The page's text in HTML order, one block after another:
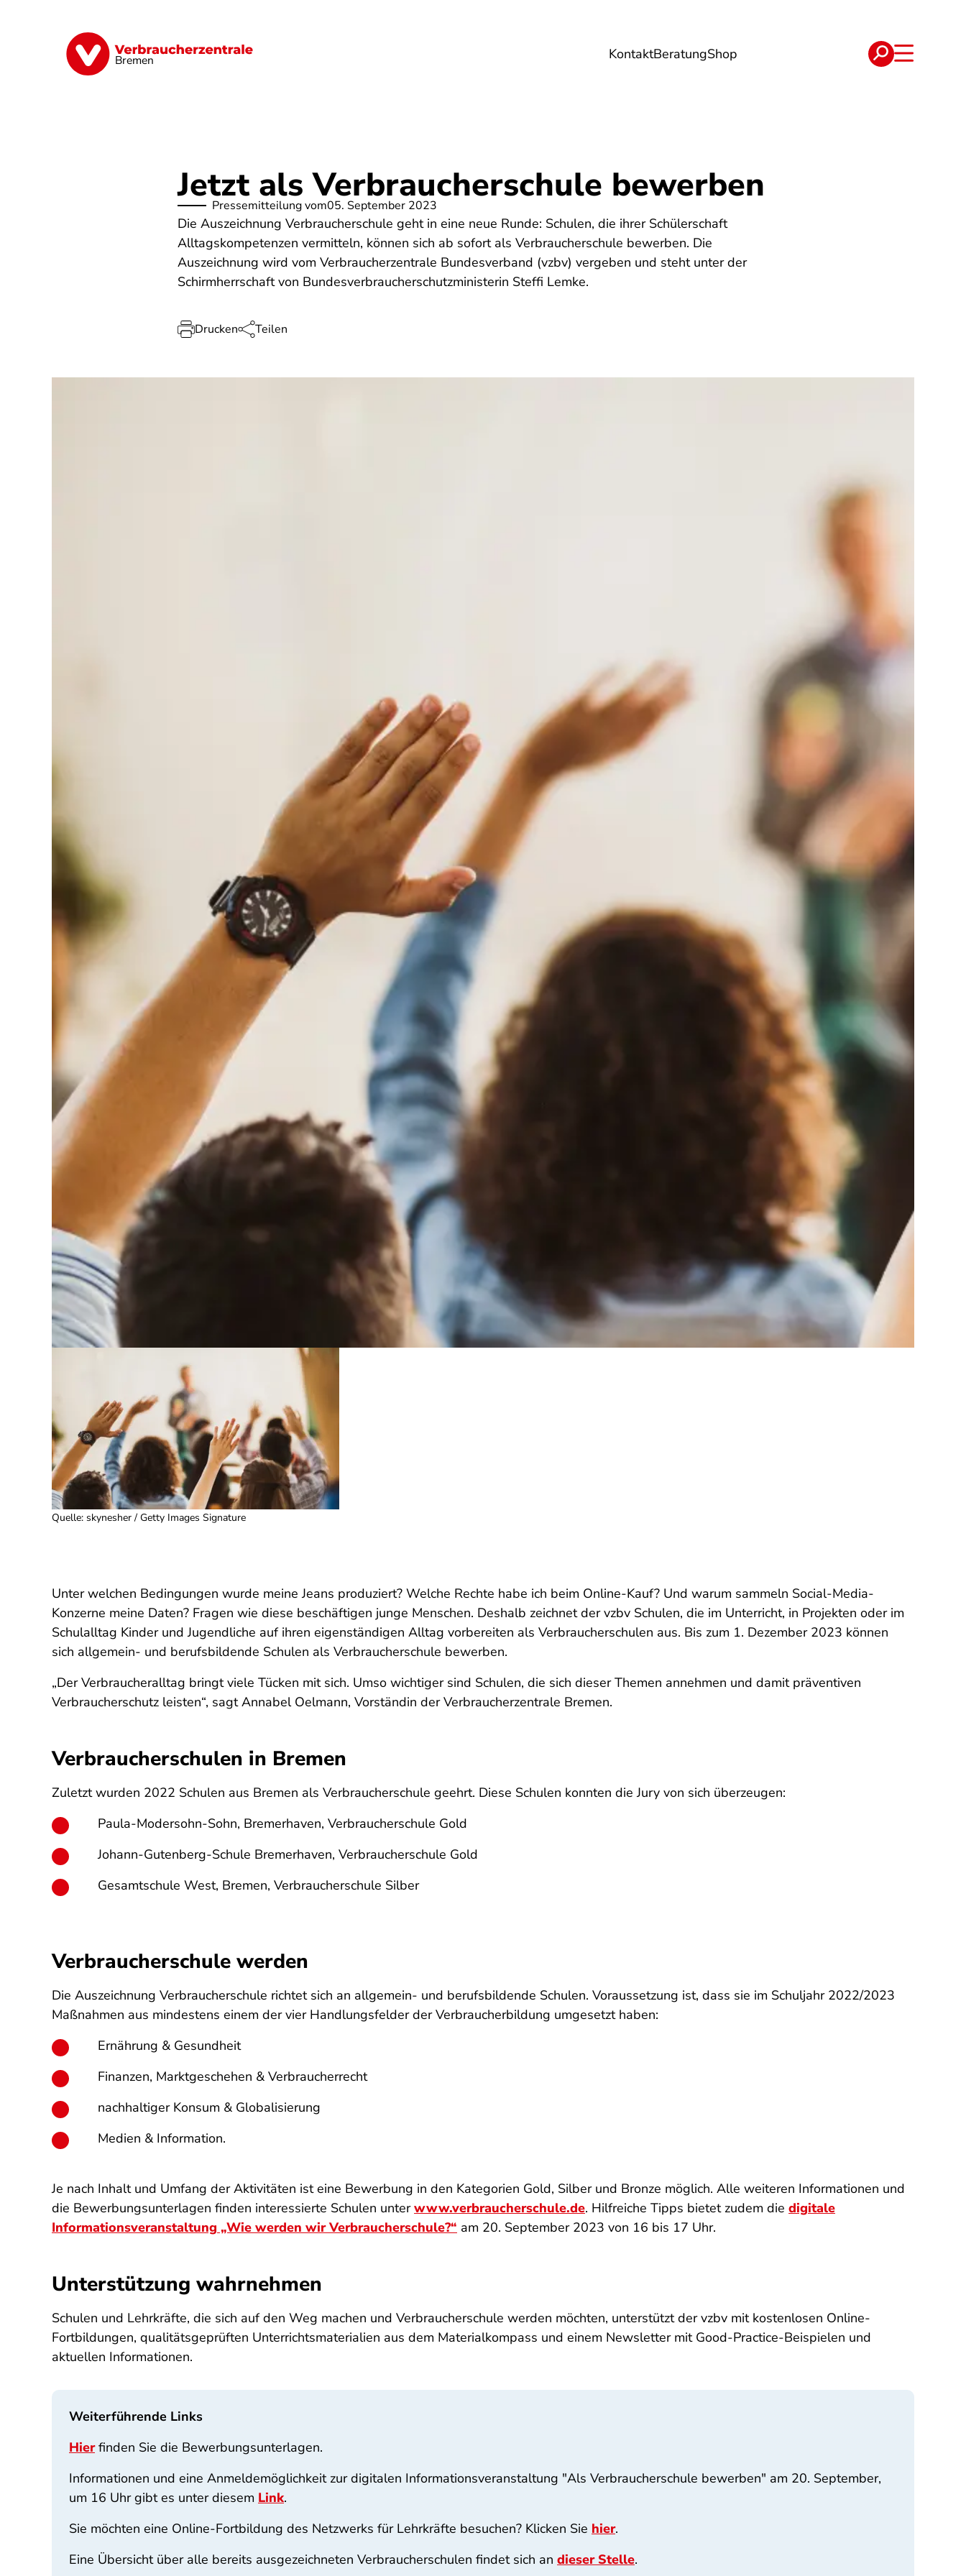
Bremen KontaktBeratungShop
Finanzen Digitales Lebensmittel Reise Verträge
Jetzt als Verbraucherschule bewerben
Pressemitteilung vom05. September 2023
Die Auszeichnung Verbraucherschule geht in eine neue Runde: Schulen, die ihrer Schülerschaft
Alltagskompetenzen vermitteln, können sich ab sofort als Verbraucherschule bewerben. Die
Auszeichnung wird vom Verbraucherzentrale Bundesverband (vzbv) vergeben und steht unter der
Schirmherrschaft von Bundesverbraucherschutzministerin Steffi Lemke.
Drucken Teilen
Quelle: skynesher / Getty Images Signature
Unter welchen Bedingungen wurde meine Jeans produziert? Welche Rechte habe ich beim Online-Kauf? Und warum sammeln Social-Media-
Konzerne meine Daten? Fragen wie diese beschäftigen junge Menschen. Deshalb zeichnet der vzbv Schulen, die im Unterricht, in Projekten oder im
Schulalltag Kinder und Jugendliche auf ihren eigenständigen Alltag vorbereiten als Verbraucherschulen aus. Bis zum 1. Dezember 2023 können
sich allgemein- und berufsbildende Schulen als Verbraucherschule bewerben.
„Der Verbraucheralltag bringt viele Tücken mit sich. Umso wichtiger sind Schulen, die sich dieser Themen annehmen und damit präventiven
Verbraucherschutz leisten“, sagt Annabel Oelmann, Vorständin der Verbraucherzentrale Bremen.
Verbraucherschulen in Bremen
Zuletzt wurden 2022 Schulen aus Bremen als Verbraucherschule geehrt. Diese Schulen konnten die Jury von sich überzeugen:
Paula-Modersohn-Sohn, Bremerhaven, Verbraucherschule Gold
Johann-Gutenberg-Schule Bremerhaven, Verbraucherschule Gold
Gesamtschule West, Bremen, Verbraucherschule Silber
Verbraucherschule werden
Die Auszeichnung Verbraucherschule richtet sich an allgemein- und berufsbildende Schulen. Voraussetzung ist, dass sie im Schuljahr 2022/2023
Maßnahmen aus mindestens einem der vier Handlungsfelder der Verbraucherbildung umgesetzt haben:
Ernährung & Gesundheit
Finanzen, Marktgeschehen & Verbraucherrecht
nachhaltiger Konsum & Globalisierung
Medien & Information.
Je nach Inhalt und Umfang der Aktivitäten ist eine Bewerbung in den Kategorien Gold, Silber und Bronze möglich. Alle weiteren Informationen und
die Bewerbungsunterlagen finden interessierte Schulen unterwww.verbraucherschule.de. Hilfreiche Tipps bietet zudem die digitale
Informationsveranstaltung „Wie werden wir Verbraucherschule?“ am 20. September 2023 von 16 bis 17 Uhr.
Unterstützung wahrnehmen
Schulen und Lehrkräfte, die sich auf den Weg machen und Verbraucherschule werden möchten, unterstützt der vzbv mit kostenlosen Online-
Fortbildungen, qualitätsgeprüften Unterrichtsmaterialien aus dem Materialkompass und einem Newsletter mit Good-Practice-Beispielen und
aktuellen Informationen.
Weiterführende Links
Hierfinden Sie die Bewerbungsunterlagen.
Informationen und eine Anmeldemöglichkeit zur digitalen Informationsveranstaltung "Als Verbraucherschule bewerben" am 20. September,
um 16 Uhr gibt es unter diesem Link.
Sie möchten eine Online-Fortbildung des Netzwerks für Lehrkräfte besuchen? Klicken Sie hier.
Eine Übersicht über alle bereits ausgezeichneten Verbraucherschulen findet sich an dieser Stelle.